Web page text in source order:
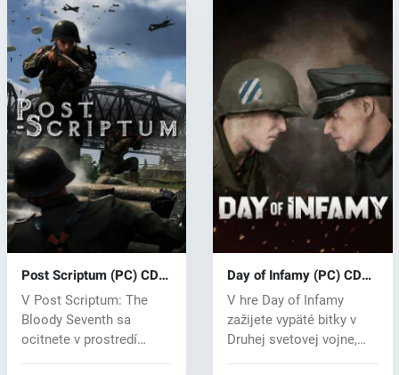
Post Scriptum (PC) CD
key
V Post Scriptum: The
Bloody Seventh sa
ocitnete v prostredí
Day of Infamy (PC) CD
key
V hre Day of Infamy
zažijete vypäté bitky v
Druhej svetovej vojne,